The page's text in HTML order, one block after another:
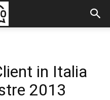
in Italia
2013